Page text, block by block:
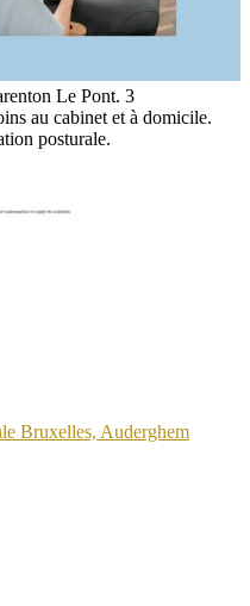
Le Pont. 3
au cabinet et à domicile.
posturale.
Bruxelles, Auderghem